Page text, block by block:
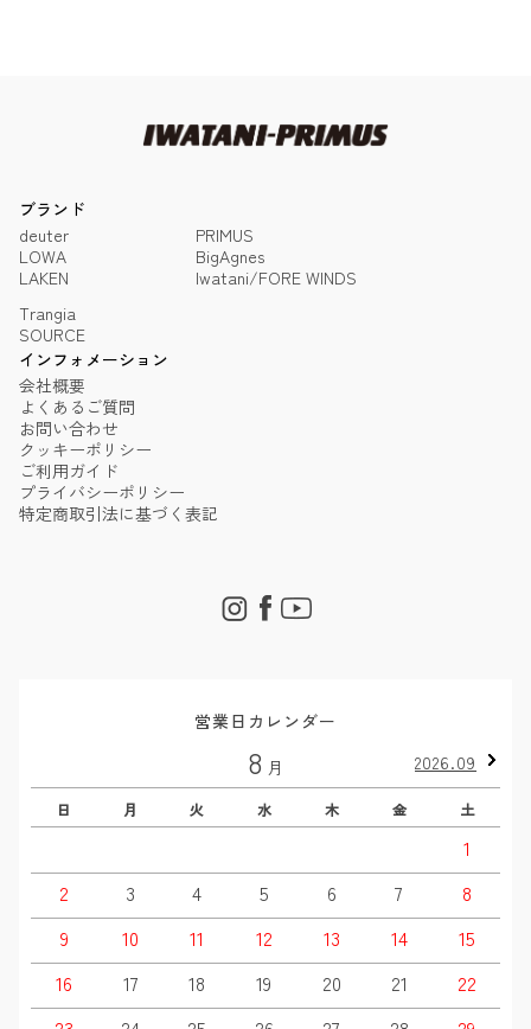
ブランド
deuter
LOWA
LAKEN
PRIMUS
BigAgnes
Iwatani/FORE WINDS
Trangia
SOURCE
インフォメーション
会社概要
よくあるご質問
お問い合わせ
クッキーポリシー
ご利用ガイド
プライバシーポリシー
特定商取引法に基づく表記
営業日カレンダー
8 月 2026.09
日 月 火 水 木 金 土
1
2
3 4 5 6 7
8
9
10 11 12 13 14
15
16
17 18 19 20 21
22